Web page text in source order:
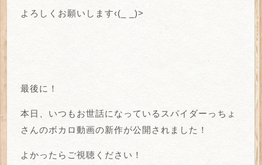
よろしくお願いします‹(_ _)>
最後に！
本日、いつもお世話になっているスパイダーっちょ
さんのボカロ動画の新作が公開されました！
よかったらご視聴ください！